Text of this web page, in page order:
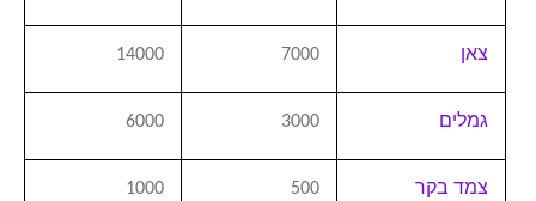
צאן 7000
14000
גמלים 3000
6000
צמד בקר 500
1000